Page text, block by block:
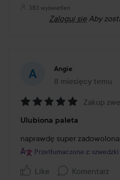
383 wyświetleń
Zaloguj się Aby
Angie
8 miesięcy temu
Post został
5
z
5
Zakup
Ulubiona paleta
naprawdę super
Przetłumaczone z: szwedzki
Like Komentarz